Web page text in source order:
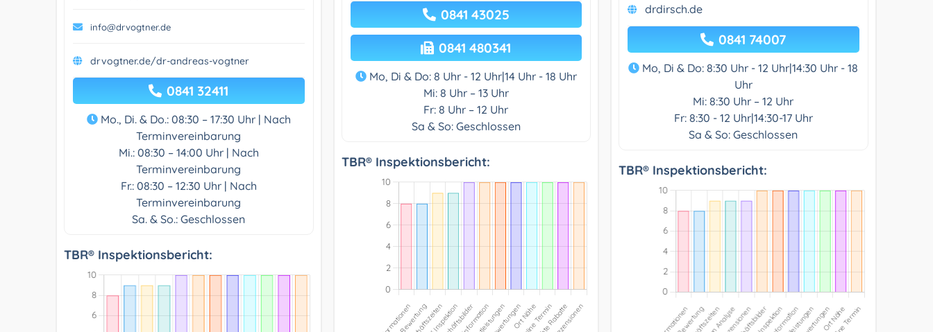
info@drvogtner.de
drvogtner.de/dr-andreas-vogtner
0841 32411
Mo., Di. & Do.: 08:30 – 17:30 Uhr | Nach
Terminvereinbarung
Mi.: 08:30 – 14:00 Uhr | Nach
Terminvereinbarung
Fr.: 08:30 – 12:30 Uhr | Nach
Terminvereinbarung
Sa. & So.: Geschlossen
TBR® Inspektionsbericht:
0841 43025
0841 480341
Mo, Di & Do: 8 Uhr - 12 Uhr|14 Uhr - 18 Uhr
Mi: 8 Uhr – 13 Uhr
Fr: 8 Uhr – 12 Uhr
Sa & So: Geschlossen
TBR® Inspektionsbericht:
drdirsch.de
0841 74007
Mo, Di & Do: 8:30 Uhr - 12 Uhr|14:30 Uhr - 18
Uhr
Mi: 8:30 Uhr – 12 Uhr
Fr: 8:30 - 12 Uhr|14:30-17 Uhr
Sa & So: Geschlossen
TBR® Inspektionsbericht: